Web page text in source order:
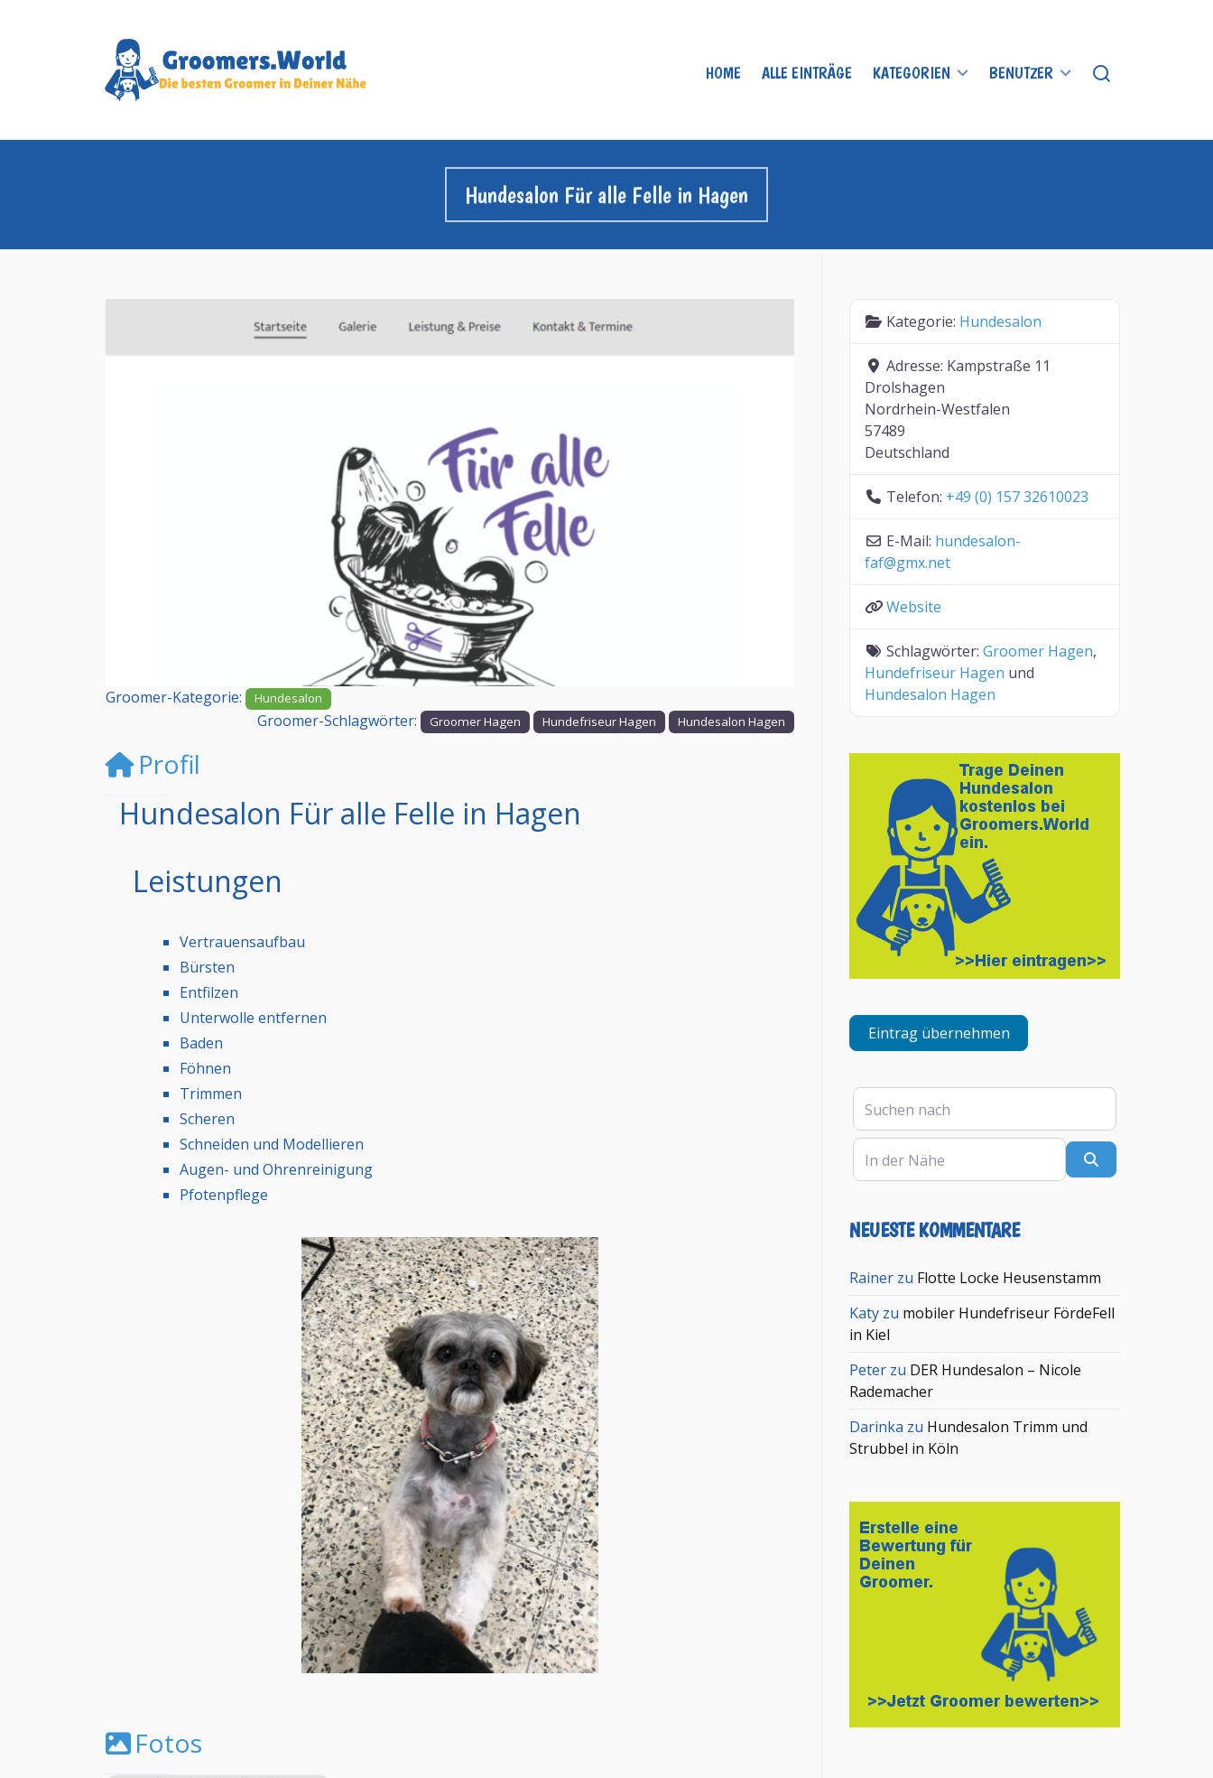
HOME ALLE EINTRÄGE KATEGORIEN BENUTZER
Hundesalon Für alle Felle in Hagen
Groomer-Kategorie: Hundesalon
Groomer-Schlagwörter: Groomer Hagen Hundefriseur Hagen Hundesalon Hagen
Profil
Hundesalon Für alle Felle in Hagen
Leistungen
Vertrauensaufbau
Bürsten
Entfilzen
Unterwolle entfernen
Baden
Föhnen
Trimmen
Scheren
Schneiden und Modellieren
Augen- und Ohrenreinigung
Pfotenpflege
Fotos
Kategorie: Hundesalon
Adresse: Kampstraße 11
Drolshagen
Nordrhein-Westfalen
57489
Deutschland
Telefon: +49 (0) 157 32610023
E-Mail: hundesalon-
faf@gmx.net
Website
Schlagwörter:Groomer Hagen,
Hundefriseur Hagen und
Hundesalon Hagen
Eintrag übernehmen
Suchen nach
In der Nähe
NEUESTE KOMMENTARE
Rainer zu Flotte Locke Heusenstamm
Katy zu mobiler Hundefriseur FördeFell
in Kiel
Peter zu DER Hundesalon – Nicole
Rademacher
Darinka zu Hundesalon Trimm und
Strubbel in Köln